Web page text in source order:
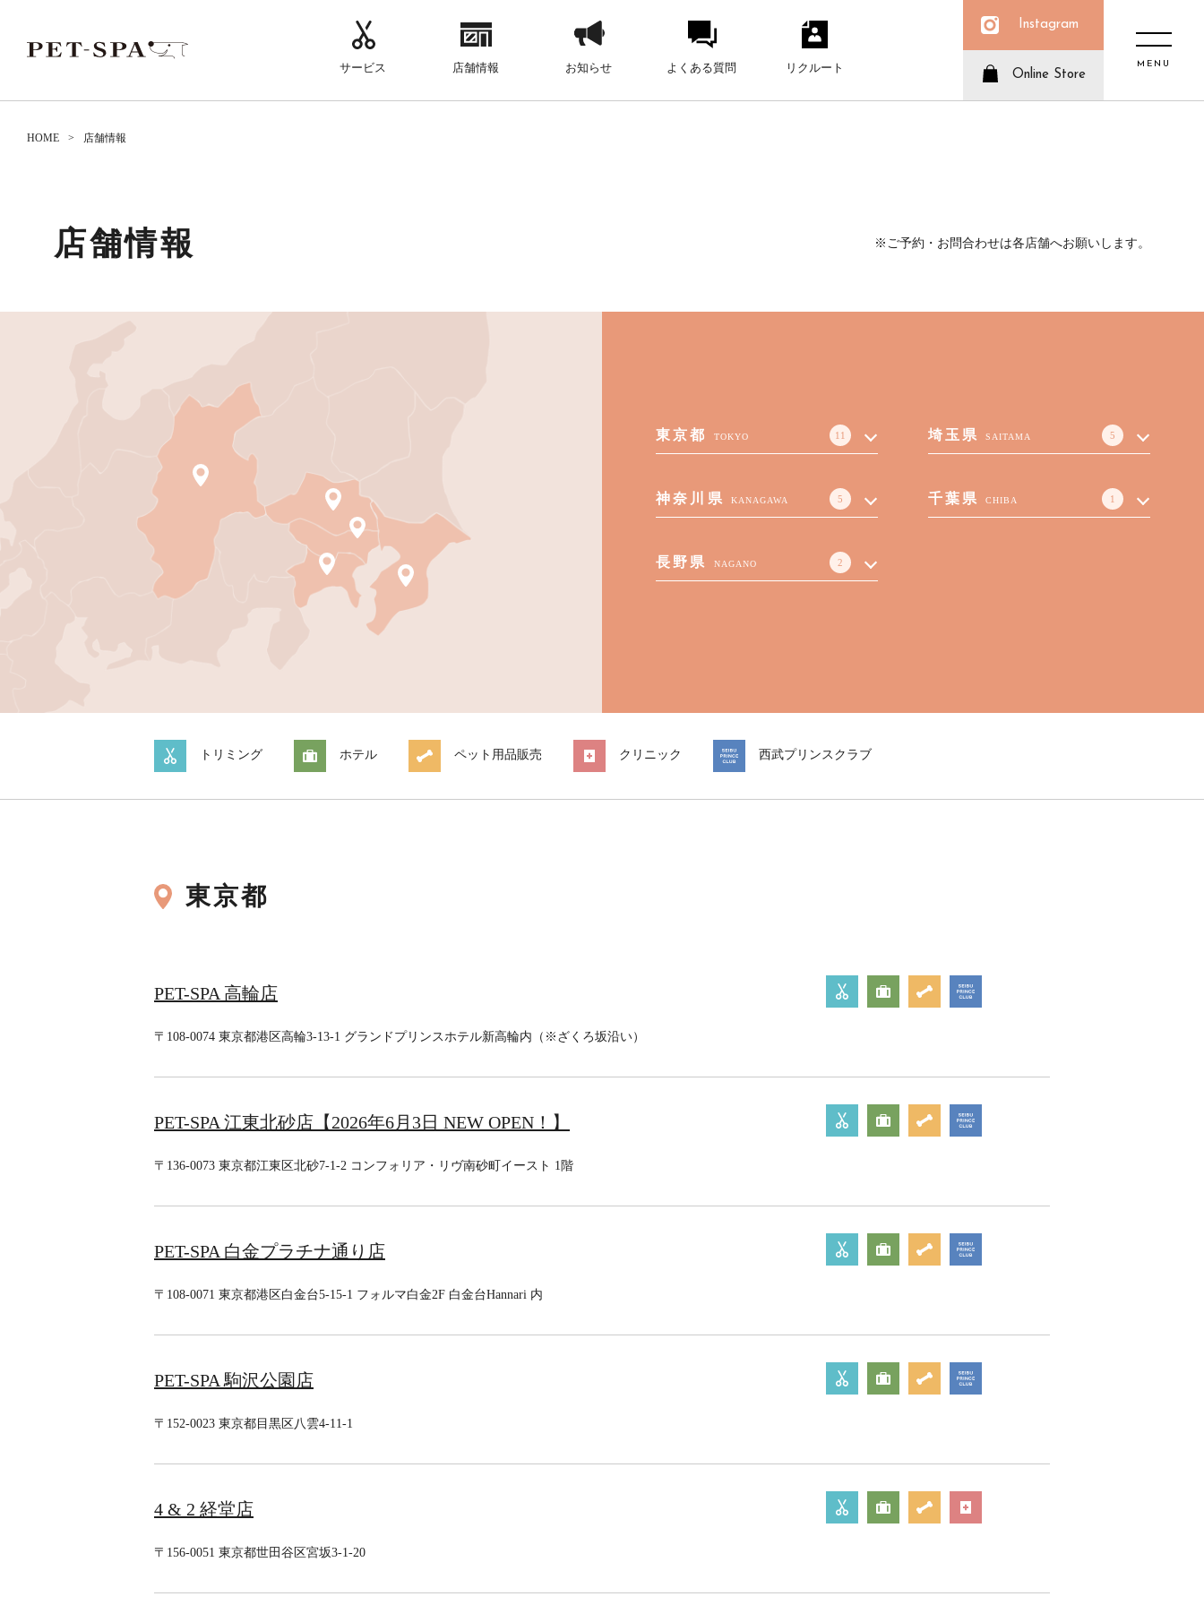
サービス 店舗情報 お知らせ よくある質問 リクルート
Instagram
Online Store
MENU
HOME 店舗情報
店舗情報 ※ご予約・お問合わせは各店舗へお願いします。
東京都 TOKYO 11 埼玉県SAITAMA 5
神奈川県 KANAGAWA 5 千葉県CHIBA 1
長野県 NAGANO 2
トリミング ホテル ペット用品販売 クリニック 西武プリンスクラブ
東京都
PET-SPA 高輪店
〒108-0074 東京都港区高輪3-13-1 グランドプリンスホテル新高輪内（※ざくろ坂沿い）
PET-SPA 江東北砂店【2026年6月3日 NEW OPEN！】
〒136-0073 東京都江東区北砂7-1-2 コンフォリア・リヴ南砂町イースト 1階
PET-SPA 白金プラチナ通り店
〒108-0071 東京都港区白金台5-15-1 フォルマ白金2F 白金台Hannari 内
PET-SPA 駒沢公園店
〒152-0023 東京都目黒区八雲4-11-1
4 & 2 経堂店
〒156-0051 東京都世田谷区宮坂3-1-20